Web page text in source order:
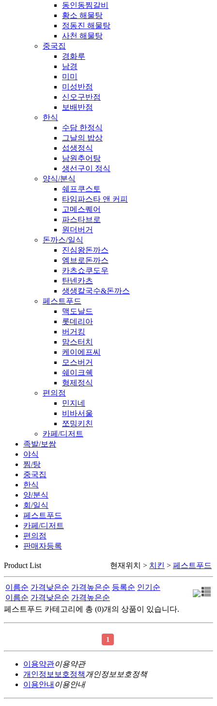
동인동찜갈비
황소 해물탕
정동진 해물탕
사천 해물탕
중국집
경화루
남경
미미
미성반점
신오구반점
보배반점
한식
수담 한정식
그날의 밥상
섭생정식
남원추어탕
생선구이 정식
양식/분식
쉐프쿠스토
타임파스타 앤 커피
고메스퀘어
파스타브로
원더버거
돈까스/일식
진심왕돈까스
엠브로돈까스
카츠쇼쿠도우
탄넨카츠
생생칼국수&돈까스
페스트푸드
맥도날드
롯데리아
버거킹
맘스터치
케이에프씨
모스버거
쉐이크쉑
형제정식
편의점
민지네
비바서울
쪼밍키친
카페/디저트
족발/보쌈
야식
찜/탕
중국집
한식
양/분식
회/일식
페스트푸드
카페/디저트
편의점
판매자등록
Product List 현재위치 > 치킨 > 페스트푸드
이름순 가격낮은순 가격높은순 등록순 인기순
이름순 가격낮은순 가격높은순
페스트푸드 카테고리에 총 (0)개의 상품이 있습니다.
1
이용약관이용약관
개인정보보호정책개인정보보호정책
이용안내 이용안내